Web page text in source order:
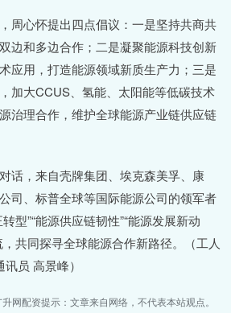
周心怀提出四点倡议：一是坚持共商共
边和多边合作；二是凝聚能源科技创新
应用，打造能源领域新质生产力；三是
加大CCUS、氢能、太阳能等低碳技术
治理合作，维护全球能源产业链供应链
话，来自壳牌集团、埃克森美孚、康
司、标普全球等国际能源公司的领军者
型”“能源供应链韧性”“能源发展新动
共同探寻全球能源合作新路径。（工人
员 高景峰）
升网配资提示：文章来自网络，不代表本站观点。